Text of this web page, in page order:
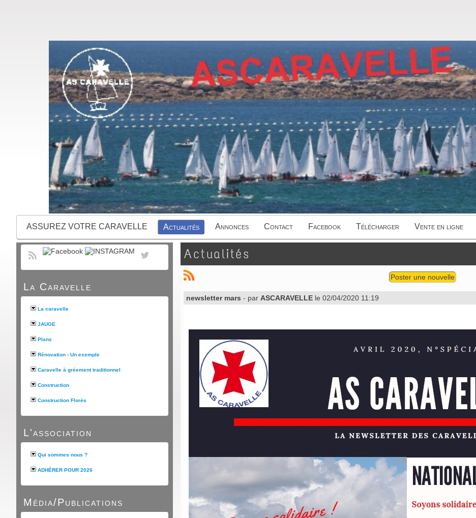
ASSUREZ VOTRE CARAVELLE Actualités Annonces Contact Facebook Télécharger Vente en ligne
La Caravelle
La caravelle
JAUGE
Plans
Rénovation - Un exemple
Caravelle à gréement traditionnel
Construction
Construction Florès
L'association
Qui sommes nous ?
ADHÉRER POUR 2026
Média/Publications
Actualités
Poster une nouvelle
newsletter mars - par ASCARAVELLE le 02/04/2020 11:19